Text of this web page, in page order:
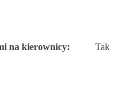
na kierownicy: Tak